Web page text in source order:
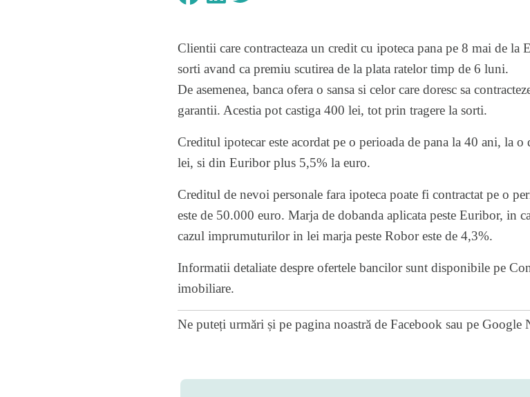
Clientii care contracteaza un credit cu ipoteca pana pe 8 mai de
sorti avand ca premiu scutirea de la plata ratelor timp de 6 luni.
De asemenea, banca ofera o sansa si celor care doresc sa
garantii. Acestia pot castiga 400 lei, tot prin tragere la sorti.
Creditul ipotecar este acordat pe o perioada de pana la 40 ani, la
lei, si din Euribor plus 5,5% la euro.
Creditul de nevoi personale fara ipoteca poate fi contractat pe o
este de 50.000 euro. Marja de dobanda aplicata peste Euribor, in
cazul imprumuturilor in lei marja peste Robor este de 4,3%.
Informatii detaliate despre ofertele bancilor sunt disponibile pe
imobiliare.
Ne puteți urmări și pe pagina noastră de Facebook sau pe Google